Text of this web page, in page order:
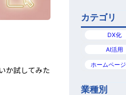
か試してみた
カテゴリ
DX化
AI活用
ホームペー
業種別